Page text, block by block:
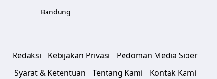
Bandung
Redaksi Kebijakan Privasi
Pedoman Media Siber
Syarat & Ketentuan
Tentang Kami Kontak Kami